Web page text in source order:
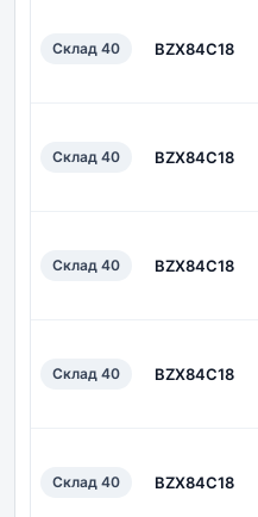
Склад 40 BZX84C18
Склад 40 BZX84C18
Склад 40 BZX84C18
Склад 40 BZX84C18
Склад 40 BZX84C18